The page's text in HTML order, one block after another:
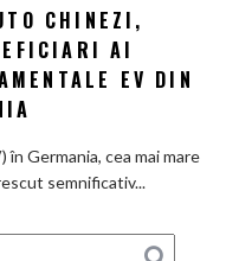
100%
chinezi,
din
CHINEZI,
AI
EV DIN
Germania, cea mai mare
semnificativ...